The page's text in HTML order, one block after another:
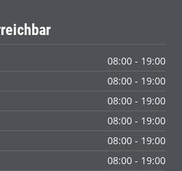
08:00 - 19:00
08:00 - 19:00
08:00 - 19:00
08:00 - 19:00
08:00 - 19:00
08:00 - 19:00